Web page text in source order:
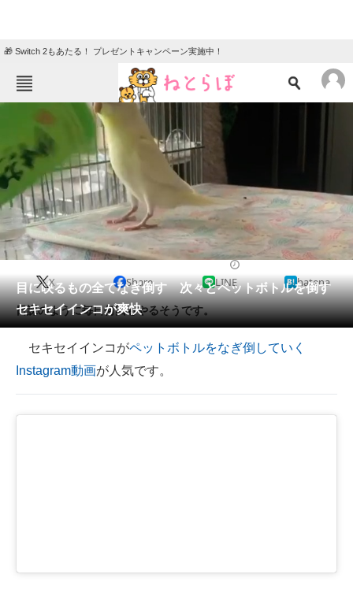
🎁 Switch 2もあたる！ プレゼントキャンペーン実施中！
ねとらぼメニュー
ニュース
エンタメ クイズ
グルメ 地域
住まい 教育・育児
動物 リサーチ
会員記事
メディア
注目記事を集めた総合ページ
目に映るもの全てなぎ倒す 次々とペットボトルを倒す
セキセイインコが爽快
X Share LINE hatena
日課のように毎日何回もやるそうです。
セキセイインコがペットボトルをなぎ倒していく
Instagram動画が人気です。